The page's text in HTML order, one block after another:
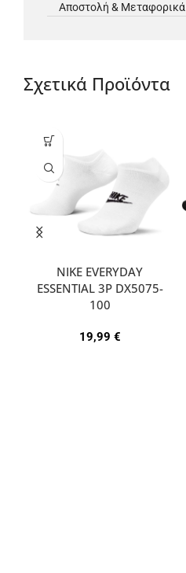
Αποστολή & Μεταφορικά
Σχετικά Προϊόντα
NIKE EVERYDAY
ESSENTIAL 3P DX5075-
100
19,99 €